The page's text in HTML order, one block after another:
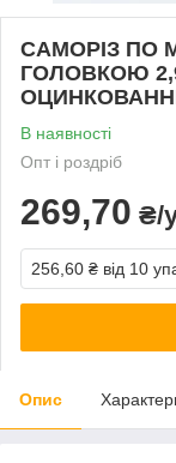
САМОРІЗ ПО
ГОЛОВКОЮ
В наявності
Опт і роздріб
269,70 ₴/
256,60 ₴ від 10
Опис